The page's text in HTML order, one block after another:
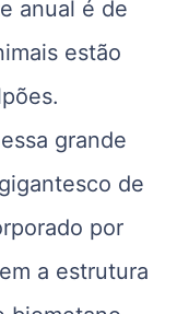
anual é de
estão
grande
de
por
a estrutura